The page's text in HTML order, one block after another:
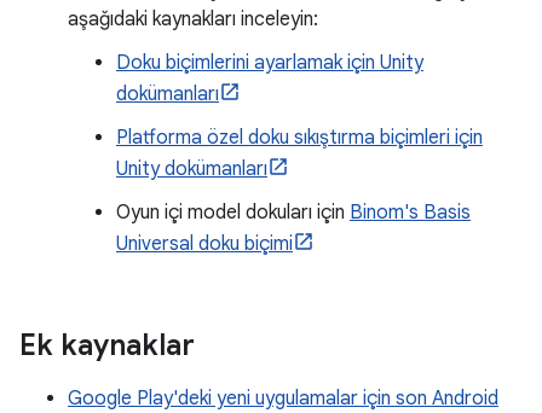
aşağıdaki kaynakları inceleyin:
Doku biçimlerini ayarlamak için Unity
dokümanları
Platforma özel doku sıkıştırma biçimleri için
Unity dokümanları
Oyun içi model dokuları için Binom's Basis
Universal doku biçimi
Ek kaynaklar
Google Play'deki yeni uygulamalar için son Android